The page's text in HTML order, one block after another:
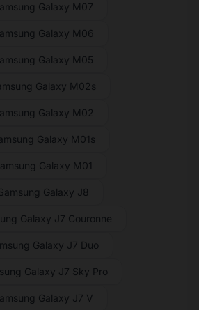
Galaxy M07
Galaxy M06
Galaxy M05
Galaxy M02s
Galaxy M02
Galaxy M01s
Galaxy M01
Galaxy J8
Galaxy J7 Couronne
Galaxy J7 Duo
Galaxy J7 Sky Pro
Galaxy J7 V